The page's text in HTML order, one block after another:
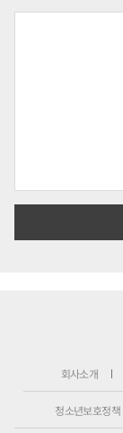
회사소개
청소년보호정책